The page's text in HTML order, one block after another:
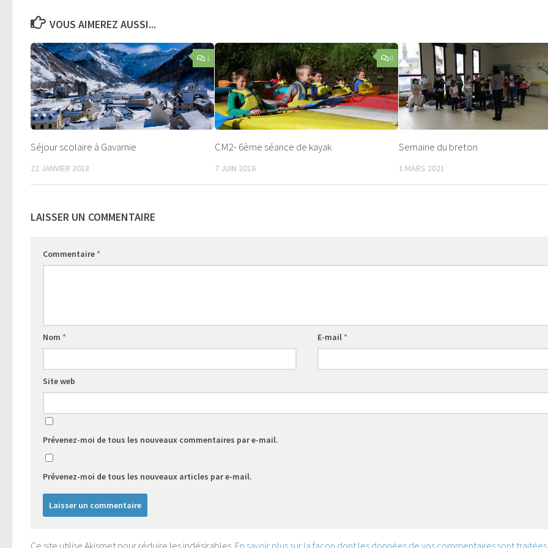
VOUS AIMEREZ AUSSI...
1
Séjour scolaire à Gavarnie
22 JANVIER 2018
0
CM2- 6ème séance de kayak
7 JUIN 2016
Semaine du breton
1 MARS 2021
LAISSER UN COMMENTAIRE
Commentaire*
Nom * E-mail*
Site web
Prévenez-moi de tous les nouveaux commentaires par e-mail.
Prévenez-moi de tous les nouveaux articles par e-mail.
Ce site utilise Akismet pour réduire les indésirables. En savoir plus sur la façon dont les données de vos commentaires sont traitées